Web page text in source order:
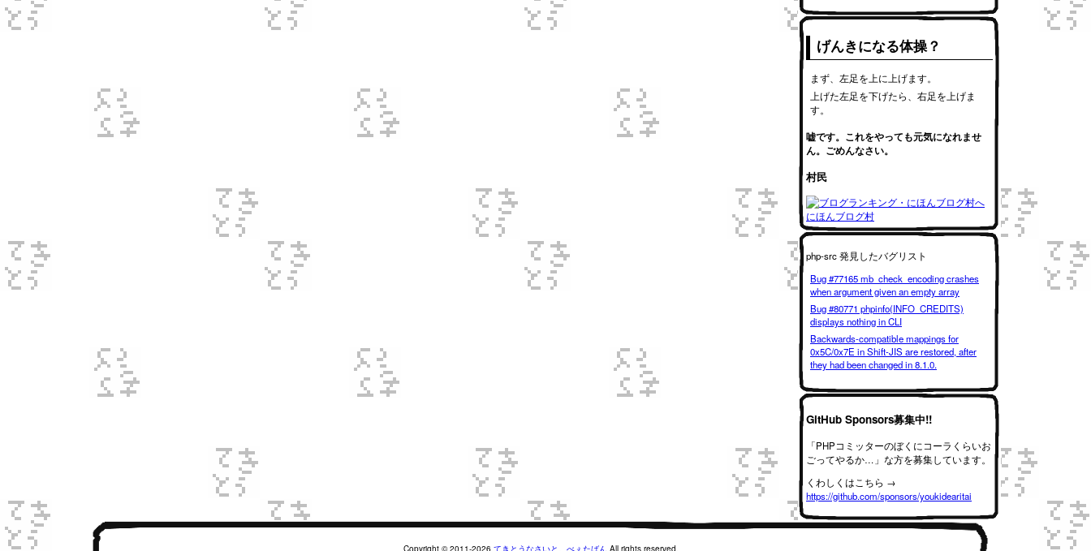
げんきになる体操？
まず、左足を上に上げます。
上げた左足を下げたら、右足を上げま
す。
嘘です。これをやっても元気になれませ
ん。ごめんなさい。
村民
にほんブログ村
php-src 発見したバグリスト
Bug #77165 mb_check_encoding crashes
when argument given an empty array
Bug #80771 phpinfo(INFO_CREDITS)
displays nothing in CLI
Backwards-compatible mappings for
0x5C/0x7E in Shift-JIS are restored, after
they had been changed in 8.1.0.
GitHub Sponsors募集中!!
「PHPコミッターのぼくにコーラくらいお
ごってやるか…」な方を募集しています。
くわしくはこちら →
https://github.com/sponsors/youkidearitai
Copyright © 2011-2026 てきとうなさいと。べぇたばん All rights reserved.